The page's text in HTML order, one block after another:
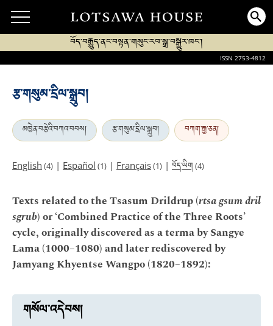
བོད་བརྒྱུད་ནང་བསྟན་གསུང་རབ་སྒྲ་བསྒྱུར་ཁང་།
ISSN 2753-4812
རྩ་གསུམ་དྲིལ་སྒྲུབ།
མཁྱེན་བརྩེའི་བཀའ་བབས། རྩ་གསུམ་དྲིལ་སྒྲུབ། བཀག་རྒྱ་ཅན།
English (4) | Español (1) | Français(1) | བོད་ཡིག (4)
Texts related to the Tsasum Drildrup (rtsa gsum dril
sgrub) or ‘Combined Practice of the Three Roots’
cycle, originally discovered as a terma by Sangye
Lama (1000–1080) and later rediscovered by
Jamyang Khyentse Wangpo (1820–1892):
གསོལ་འདེབས།